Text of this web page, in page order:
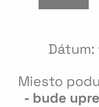
Dátum:
Miesto
- bude